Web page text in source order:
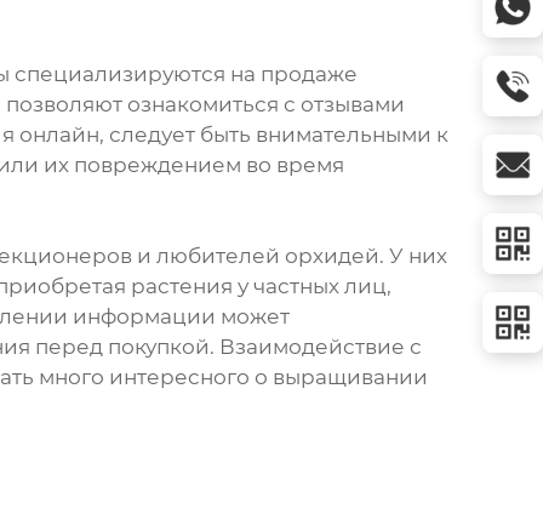
специализируются на продаже
ознакомиться с отзывами
онлайн, следует быть внимательными к
их повреждением во время
и любителей орхидей. У них
растения у частных лиц,
информации может
перед покупкой. Взаимодействие с
много интересного о выращивании